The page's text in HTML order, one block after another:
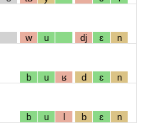
w u dj ɛ n
b u ʁ d ɛ n
b u l b ɛ n